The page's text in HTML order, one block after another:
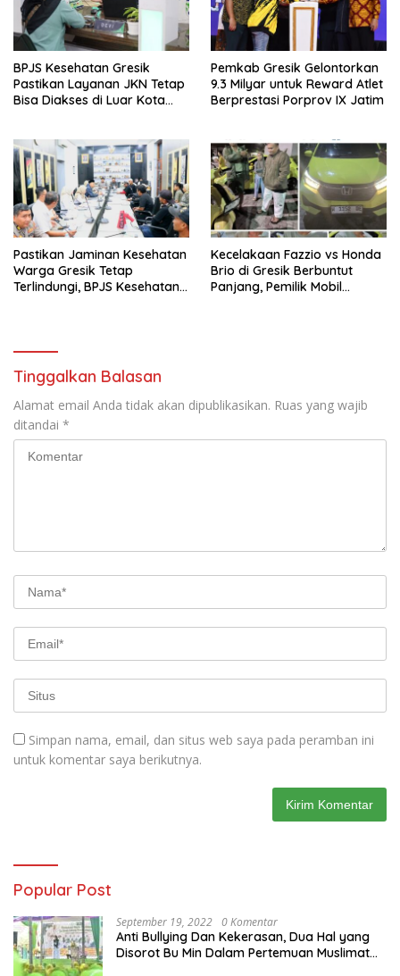
BPJS Kesehatan Gresik
Pastikan Layanan JKN Tetap
Bisa Diakses di Luar Kota
Pemkab Gresik Gelontorkan
9.3 Milyar untuk Reward Atlet
Berprestasi Porprov IX Jatim
Pastikan Jaminan Kesehatan
Warga Gresik Tetap
Terlindungi, BPJS Kesehatan
Kecelakaan Fazzio vs Honda
Brio di Gresik Berbuntut
Panjang, Pemilik Mobil
Tinggalkan Balasan
Alamat email Anda tidak akan dipublikasikan. Ruas yang wajib
ditandai *
Simpan nama, email, dan situs web saya pada peramban ini
untuk komentar saya berikutnya.
Popular Post
September 19, 2022 0 Komentar
Anti Bullying Dan Kekerasan, Dua Hal yang
Disorot Bu Min Dalam Pertemuan Muslimat